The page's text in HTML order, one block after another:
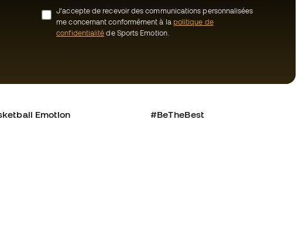
J’accepte de recevoir des communications personnalisées
me concernant conformément à la politique de
confidentialité de Sports Emotion.
Emotion #BeTheBest